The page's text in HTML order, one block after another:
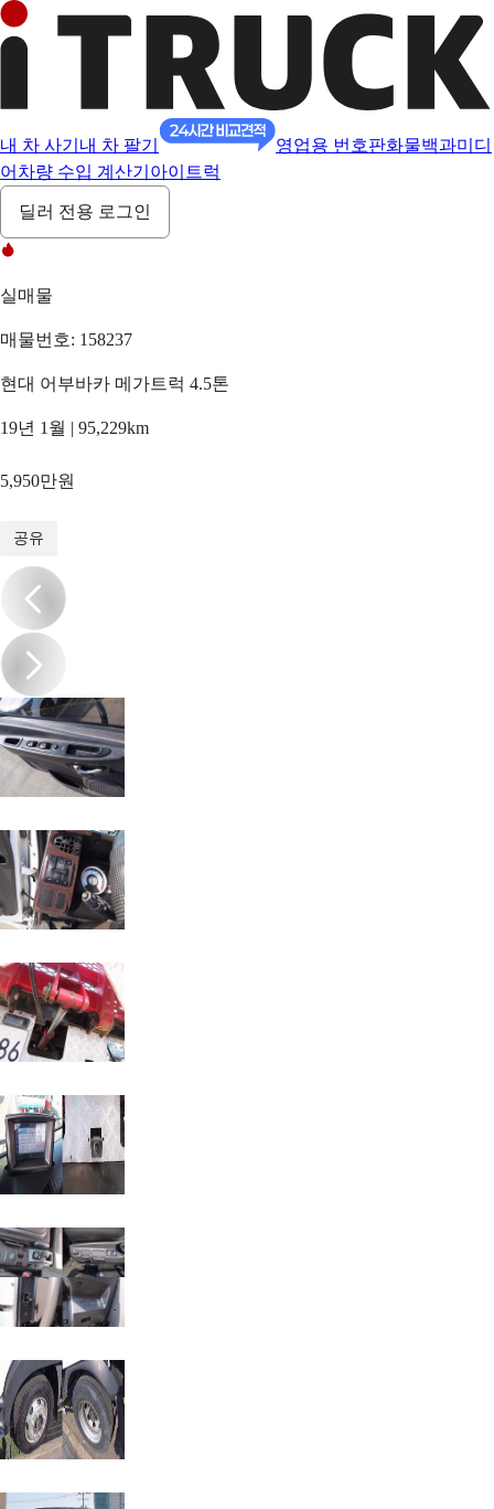
내 차 사기 내 차 팔기 영업용 번호판화물백과미디
어 차량 수입 계산기 아이트럭
딜러 전용 로그인
실매물
매물번호: 158237
현대 어부바카 메가트럭 4.5톤
19년 1월 | 95,229km
5,950만원
공유
/20